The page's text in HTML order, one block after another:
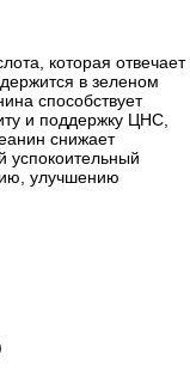
которая отвечает
в зеленом
способствует
и поддержку ЦНС,
снижает
успокоительный
улучшению